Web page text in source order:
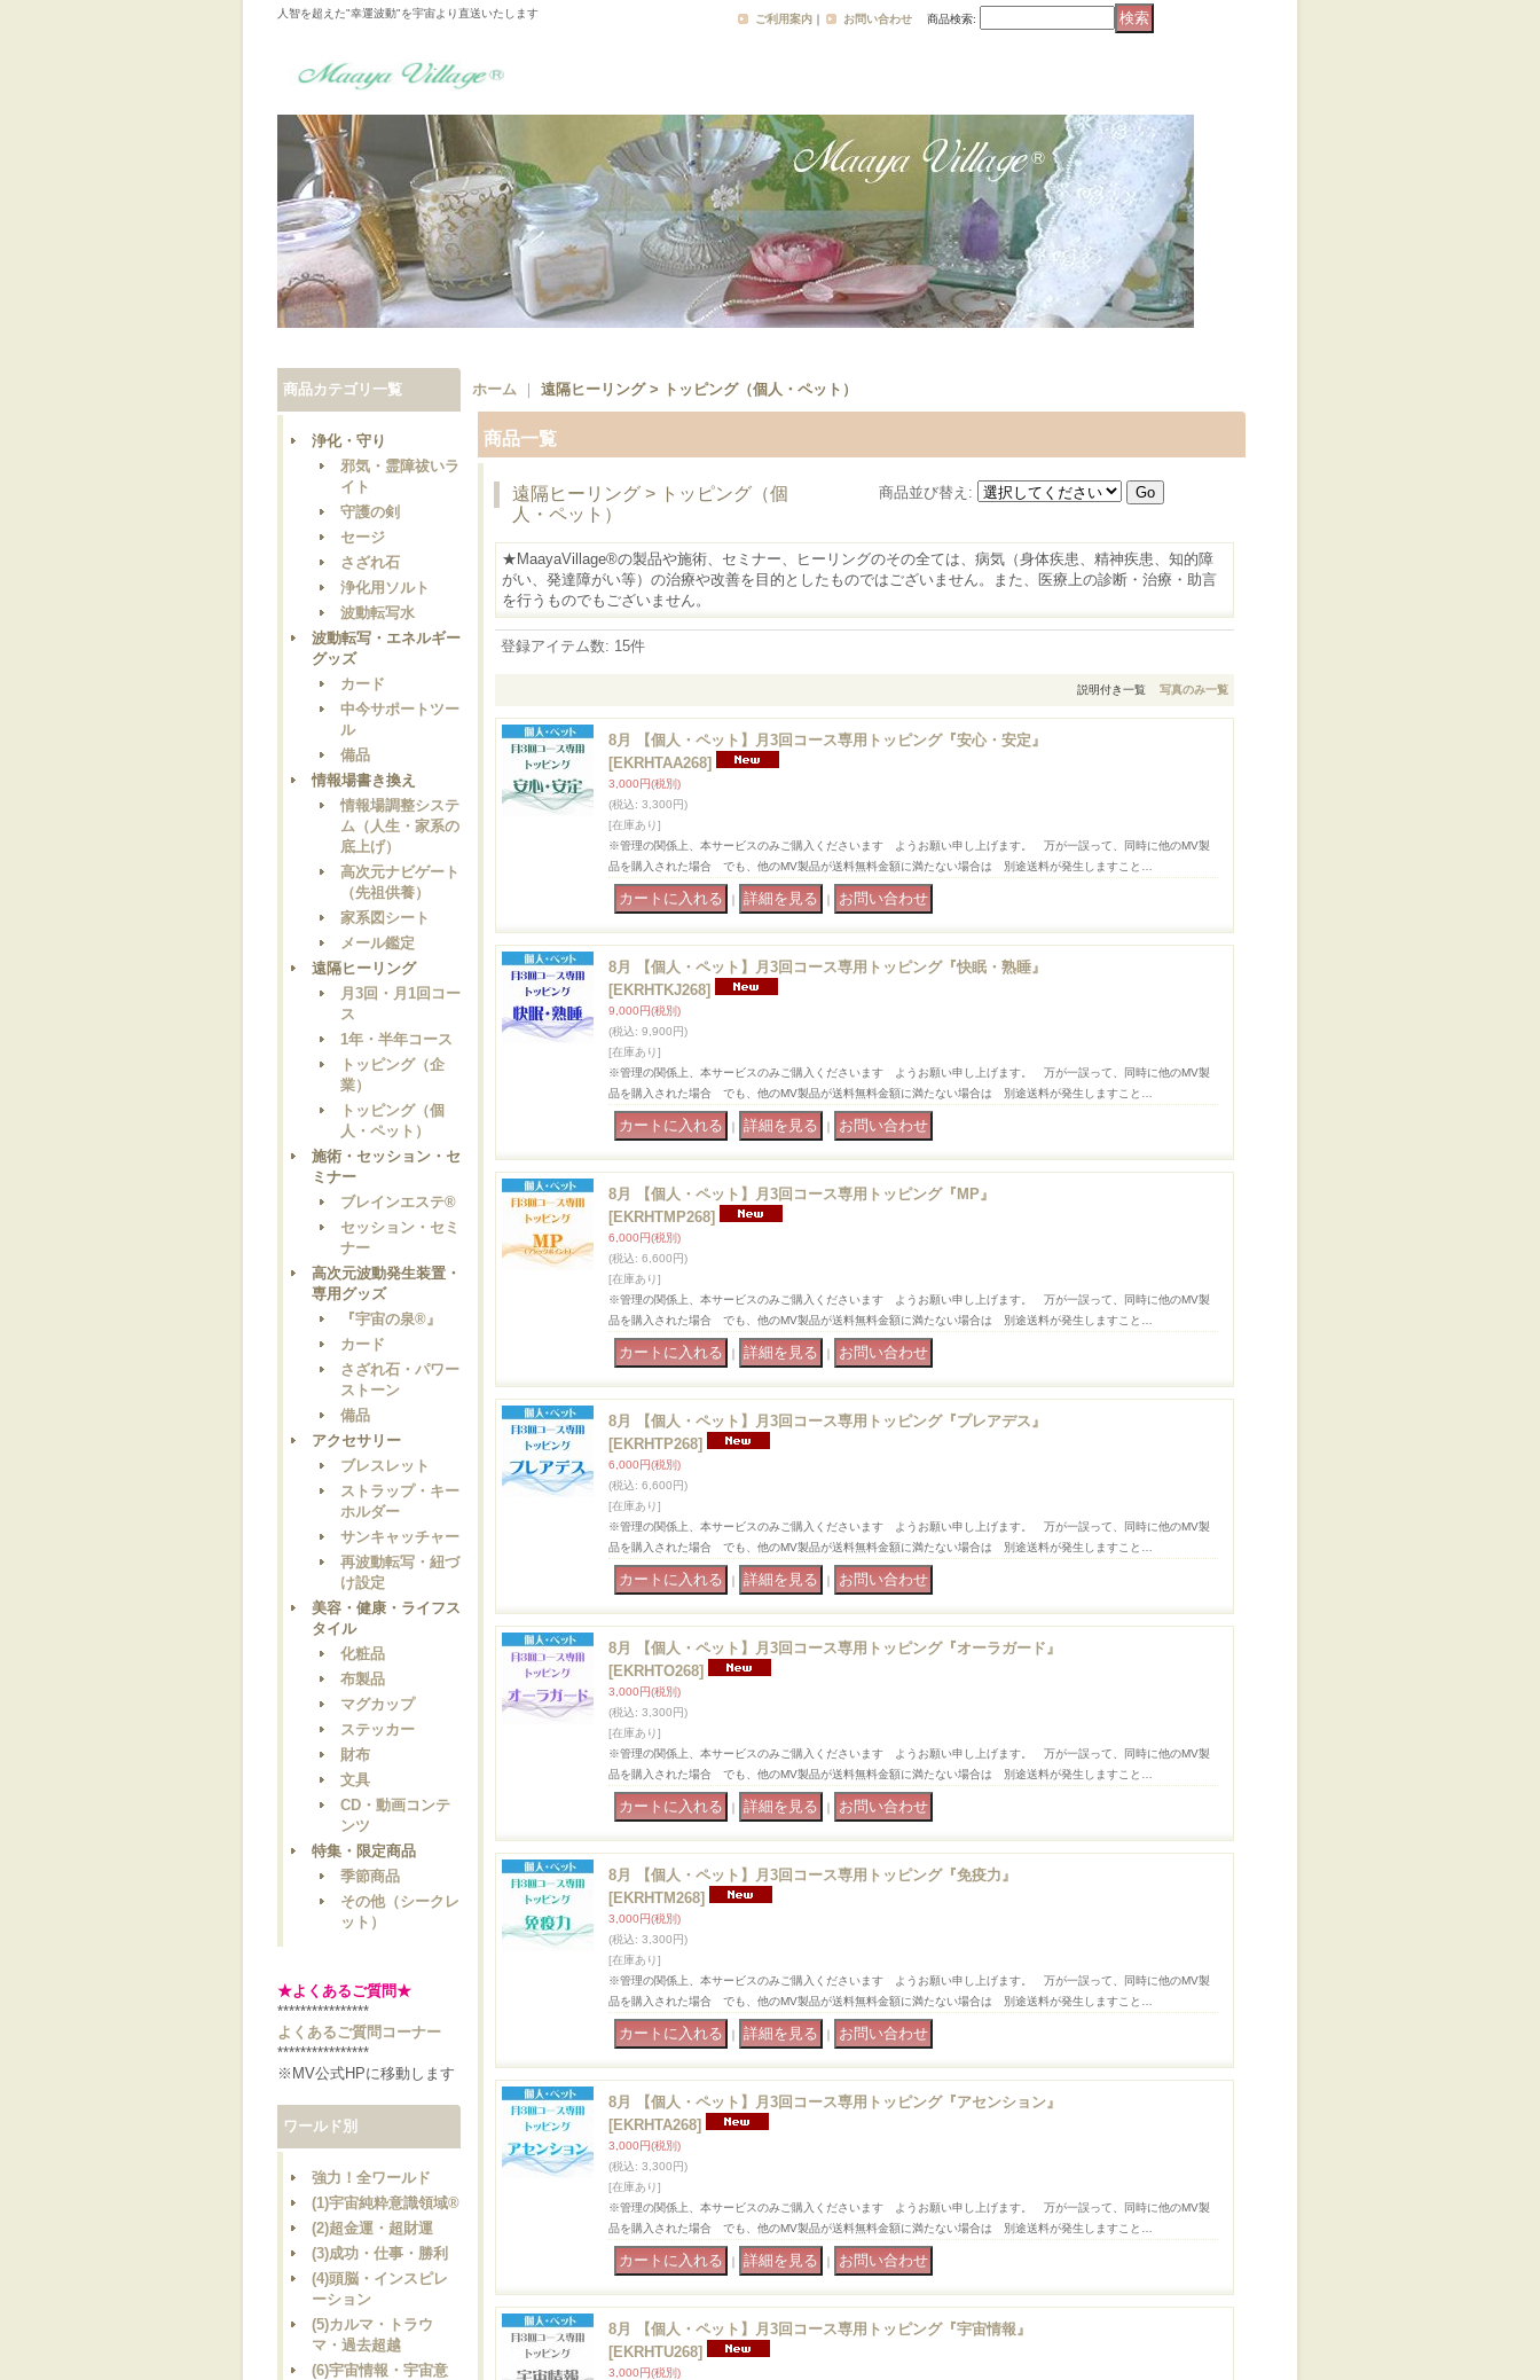
人智を超えた"幸運波動"を宇宙より直送いたします ご利用案内 ｜ お問い合わせ 商品検索:
商品カテゴリ一覧
浄化・守り
邪気・霊障祓いラ
イト
守護の剣
セージ
さざれ石
浄化用ソルト
波動転写水
波動転写・エネルギー
グッズ
カード
中今サポートツー
ル
備品
情報場書き換え
情報場調整システ
ム（人生・家系の
底上げ）
高次元ナビゲート
（先祖供養）
家系図シート
メール鑑定
遠隔ヒーリング
月3回・月1回コー
ス
1年・半年コース
トッピング（企
業）
トッピング（個
人・ペット）
施術・セッション・セ
ミナー
ブレインエステ®
セッション・セミ
ナー
高次元波動発生装置・
専用グッズ
『宇宙の泉®』
カード
さざれ石・パワー
ストーン
備品
アクセサリー
ブレスレット
ストラップ・キー
ホルダー
サンキャッチャー
再波動転写・紐づ
け設定
美容・健康・ライフス
タイル
化粧品
布製品
マグカップ
ステッカー
財布
文具
CD・動画コンテ
ンツ
特集・限定商品
季節商品
その他（シークレ
ット）
★よくあるご質問★
****************
よくあるご質問コーナー
****************
※MV公式HPに移動します
ワールド別
強力！全ワールド
(1)宇宙純粋意識領域®
(2)超金運・超財運
(3)成功・仕事・勝利
(4)頭脳・インスピレ
ーション
(5)カルマ・トラウ
マ・過去超越
(6)宇宙情報・宇宙意
ホーム 遠隔ヒーリング > トッピング（個人・ペット）
商品一覧
遠隔ヒーリング > トッピング（個
人・ペット）
商品並び替え :
★MaayaVillage®の製品や施術、セミナー、ヒーリングのその全ては、病気（身体疾患、精神疾患、知的障
がい、発達障がい等）の治療や改善を目的としたものではございません。また、医療上の診断・治療・助言
を行うものでもございません。
登録アイテム数: 15件
説明付き一覧 写真のみ一覧
8月 【個人・ペット】月3回コース専用トッピング『安心・安定』
[EKRHTAA268]
3,000円(税別)
(税込: 3,300円)
[在庫あり]
※管理の関係上、本サービスのみご購入くださいます ようお願い申し上げます。 万が一誤って、同時に他のMV製
品を購入された場合 でも、他のMV製品が送料無料金額に満たない場合は 別途送料が発生しますこと…
｜ ｜
8月 【個人・ペット】月3回コース専用トッピング『快眠・熟睡』
[EKRHTKJ268]
9,000円(税別)
(税込: 9,900円)
[在庫あり]
※管理の関係上、本サービスのみご購入くださいます ようお願い申し上げます。 万が一誤って、同時に他のMV製
品を購入された場合 でも、他のMV製品が送料無料金額に満たない場合は 別途送料が発生しますこと…
｜ ｜
8月 【個人・ペット】月3回コース専用トッピング『MP』
[EKRHTMP268]
6,000円(税別)
(税込: 6,600円)
[在庫あり]
※管理の関係上、本サービスのみご購入くださいます ようお願い申し上げます。 万が一誤って、同時に他のMV製
品を購入された場合 でも、他のMV製品が送料無料金額に満たない場合は 別途送料が発生しますこと…
｜ ｜
8月 【個人・ペット】月3回コース専用トッピング『プレアデス』
[EKRHTP268]
6,000円(税別)
(税込: 6,600円)
[在庫あり]
※管理の関係上、本サービスのみご購入くださいます ようお願い申し上げます。 万が一誤って、同時に他のMV製
品を購入された場合 でも、他のMV製品が送料無料金額に満たない場合は 別途送料が発生しますこと…
｜ ｜
8月 【個人・ペット】月3回コース専用トッピング『オーラガード』
[EKRHTO268]
3,000円(税別)
(税込: 3,300円)
[在庫あり]
※管理の関係上、本サービスのみご購入くださいます ようお願い申し上げます。 万が一誤って、同時に他のMV製
品を購入された場合 でも、他のMV製品が送料無料金額に満たない場合は 別途送料が発生しますこと…
｜ ｜
8月 【個人・ペット】月3回コース専用トッピング『免疫力』
[EKRHTM268]
3,000円(税別)
(税込: 3,300円)
[在庫あり]
※管理の関係上、本サービスのみご購入くださいます ようお願い申し上げます。 万が一誤って、同時に他のMV製
品を購入された場合 でも、他のMV製品が送料無料金額に満たない場合は 別途送料が発生しますこと…
｜ ｜
8月 【個人・ペット】月3回コース専用トッピング『アセンション』
[EKRHTA268]
3,000円(税別)
(税込: 3,300円)
[在庫あり]
※管理の関係上、本サービスのみご購入くださいます ようお願い申し上げます。 万が一誤って、同時に他のMV製
品を購入された場合 でも、他のMV製品が送料無料金額に満たない場合は 別途送料が発生しますこと…
｜ ｜
8月 【個人・ペット】月3回コース専用トッピング『宇宙情報』
[EKRHTU268]
3,000円(税別)